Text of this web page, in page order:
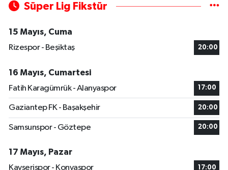
Süper Lig Fikstür
15 Mayıs, Cuma
Rizespor - Beşiktaş
20:00
16 Mayıs, Cumartesi
Fatih Karagümrük - Alanyaspor
17:00
Gaziantep FK - Başakşehir 20:00
Samsunspor - Göztepe 20:00
17 Mayıs, Pazar
Kayserispor - Konyaspor
17:00